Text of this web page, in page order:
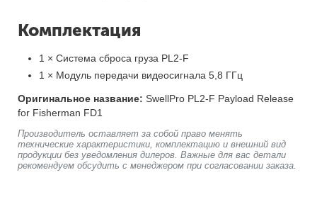
Комплектация
1 × Система сброса груза PL2-F
1 × Модуль передачи видеосигнала 5,8 ГГц
Оригинальное название: SwellPro PL2-F Payload Release
for Fisherman FD1
Производитель оставляет за собой право менять
технические характеристики, комплектацию и внешний вид
продукции без уведомления дилеров. Важные для вас детали
рекомендуем обсудить с менеджером при согласовании заказа.